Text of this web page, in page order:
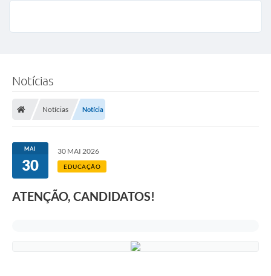
Notícias
Notícias Notícia
MAI
30
30 MAI 2026
EDUCAÇÃO
ATENÇÃO, CANDIDATOS!